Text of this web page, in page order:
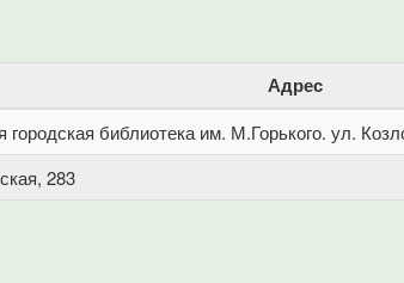
Адрес
городская библиотека им. М.Горького. ул.
283